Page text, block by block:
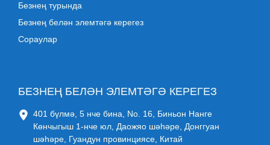
Безнең турында
Безнең белән элемтәгә керегез
Сораулар
БЕЗНЕҢ БЕЛӘН ЭЛЕМТӘГӘ КЕРЕГЕЗ
401 бүлмә, 5 нче бина, No. 16, Биньон Нанге
Көнчыгыш 1-нче юл, Даожяо шәһәре, Донггуан
шәһәре, Гуандун провинциясе, Китай